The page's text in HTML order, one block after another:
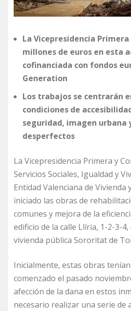
La Vicepresidencia
millones de euros en esta
cofinanciada con fondos
Generation
Los trabajos se centrarán
condiciones de
seguridad, imagen urbana
desperfectos
La Vicepresidencia Primera y
Servicios Sociales, Igualdad y
Entidad Valenciana de Vivienda
iniciado las obras de
comunes y mejora de la
edificio de la calle Llíria, 1-2-3-
vivienda pública Sororitat de
Inicialmente, estas obras
comenzado el pasado
afección de la dana en estos
necesario realizar una serie de